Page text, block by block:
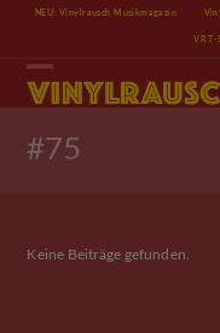
Skip
content
NEU: Vinylrausch Musikmagazin
VR
Open
mobile
menu
Close
mobile
menu
#75
Keine Beiträge gefunden.